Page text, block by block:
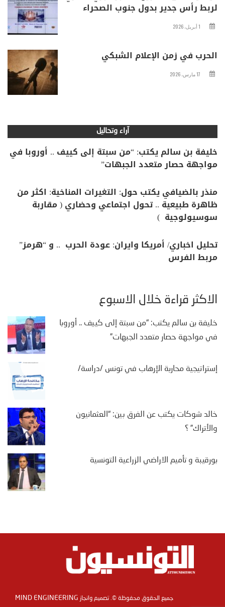
لربط رأس جدير بدول جنوب الصحراء
1 أبريل، 2026
الحرب في زمن الإعلام الشبكي
17 مارس، 2026
آراء وتحاليل
خليفة بن سالم يكتب: “من سبتة إلى كييف .. أوروبا في
مواجهة حصار متعدد الجبهات”
منذر بالضيافي يكتب حول: التغيرات المناخية: اكثر من
ظاهرة طبيعية .. تحول اجتماعي وحضاري ( مقاربة
سوسيولوجية )
تحليل اخباري/ أمريكا وايران: عودة الحرب .. و “هرمز”
مربط الفرس
الأكثر قراءة خلال الأسبوع
خليفة بن سالم يكتب: “من سبتة إلى كييف .. أوروبا
في مواجهة حصار متعدد الجبهات”
إستراتيجية محاربة الإرهاب في تونس /دراسة/
خالد شوكات يكتب عن الفرق بين: “العثمانيون
والأتراك” ؟
بورقيبة و تأميم الاراضي الزراعية التونسية
جميع الحقوق محفوظة ©. تصميم وانجاز MIND ENGINEERING